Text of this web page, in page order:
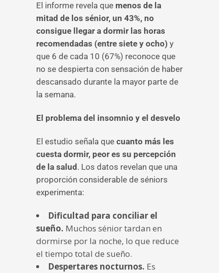
El informe revela que menos de la
mitad de los sénior, un 43%, no
consigue llegar a dormir las horas
recomendadas (entre siete y ocho) y
que 6 de cada 10 (67%) reconoce que
no se despierta con sensación de haber
descansado durante la mayor parte de
la semana.
El problema del insomnio y el desvelo
El estudio señala que cuanto más les
cuesta dormir, peor es su percepción
de la salud . Los datos revelan que una
proporción considerable de séniors
experimenta:
Dificultad para conciliar el
sueño. Muchos sénior tardan en
dormirse por la noche, lo que reduce
el tiempo total de sueño.
Despertares nocturnos. Es